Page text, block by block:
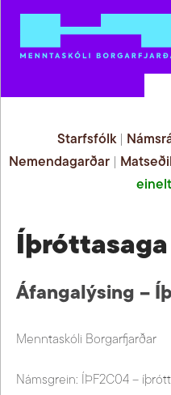
Starfsfólk|
Nemendagarðar
Matseðill
Íþróttasaga
Áfangalýsing –
Menntaskóli Borgarfjarðar
Námsgrein: ÍÞF2C04 –